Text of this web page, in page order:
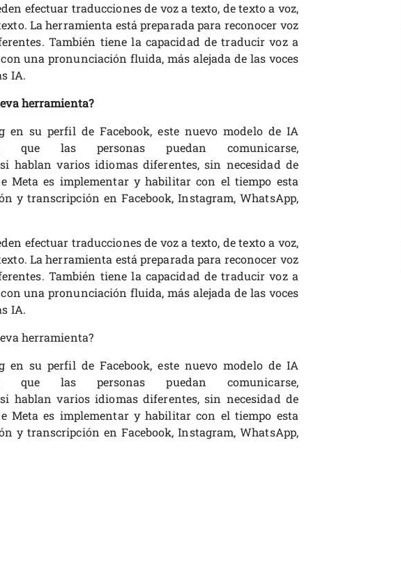
efectuar traducciones de voz a texto, de texto a voz,
La herramienta está preparada para reconocer voz
También tiene la capacidad de traducir voz a
una pronunciación fluida, más alejada de las voces
IA.
herramienta?
en su perfil de Facebook, este nuevo modelo de IA
que las personas puedan comunicarse,
hablan varios idiomas diferentes, sin necesidad de
Meta es implementar y habilitar con el tiempo esta
y transcripción en Facebook, Instagram, WhatsApp,
efectuar traducciones de voz a texto, de texto a voz,
La herramienta está preparada para reconocer voz
También tiene la capacidad de traducir voz a
una pronunciación fluida, más alejada de las voces
IA.
herramienta?
en su perfil de Facebook, este nuevo modelo de IA
que las personas puedan comunicarse,
hablan varios idiomas diferentes, sin necesidad de
Meta es implementar y habilitar con el tiempo esta
y transcripción en Facebook, Instagram, WhatsApp,